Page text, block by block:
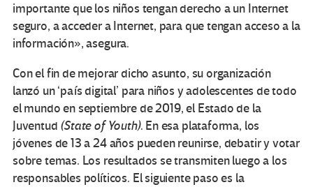
importante que los niños tengan derecho a un Internet
seguro, a acceder a Internet, para que tengan acceso a la
información», asegura.
Con el fin de mejorar dicho asunto, su organización
lanzó un ‘país digital’ para niños y adolescentes de todo
el mundo en septiembre de 2019, el Estado de la
Juventud (State of Youth). En esa plataforma, los
jóvenes de 13 a 24 años pueden reunirse, debatir y votar
sobre temas. Los resultados se transmiten luego a los
responsables políticos. El siguiente paso es la